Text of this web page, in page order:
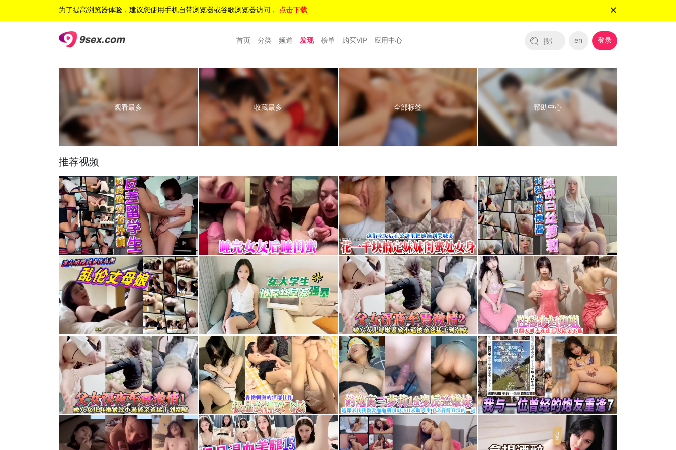
为了提高浏览器体验，建议您使用手机自带浏览器或谷歌浏览器访问， 点击下载
首页 分类 频道 发现 榜单 购买VIP 应用中心 en 登录
观看最多 收藏最多 全部标签 帮助中心
推荐视频